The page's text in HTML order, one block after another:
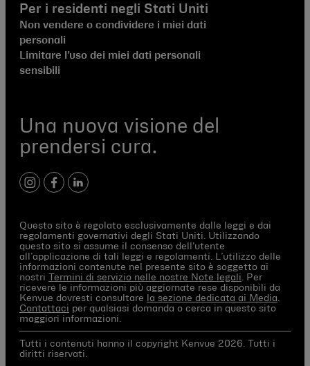
Una nuova visione del
prendersi cura.
instagram
facebook
linkedIn
Per i residenti negli Stati Uniti
Non vendere o condividere i miei dati
personali
Limitare l’uso dei miei dati personali
sensibili
Questo sito è regolato esclusivamente dalle leggi e dai
regolamenti governativi degli Stati Uniti. Utilizzando
questo sito si assume il consenso dell'utente
all’applicazione di tali leggi e regolamenti. L’utilizzo delle
informazioni contenute nel presente sito è soggetto ai
nostri
Termini di servizio nelle nostre Note legali . Per
ricevere le informazioni più aggiornate rese disponibili da
Kenvue dovresti consultare
la sezione dedicata ai Media
Contattaci per qualsiasi domanda o cerca in questo sito
maggiori informazioni.
Tutti i contenuti hanno il copyright Kenvue 2026. Tutti i
diritti riservati.